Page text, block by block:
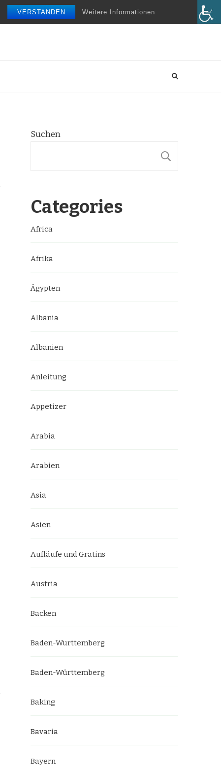
VERSTANDEN Weitere Informationen
Suchen
Categories
Africa
Afrika
Ägypten
Albania
Albanien
Anleitung
Appetizer
Arabia
Arabien
Asia
Asien
Aufläufe und Gratins
Austria
Backen
Baden-Wurttemberg
Baden-Württemberg
Baking
Bavaria
Bayern